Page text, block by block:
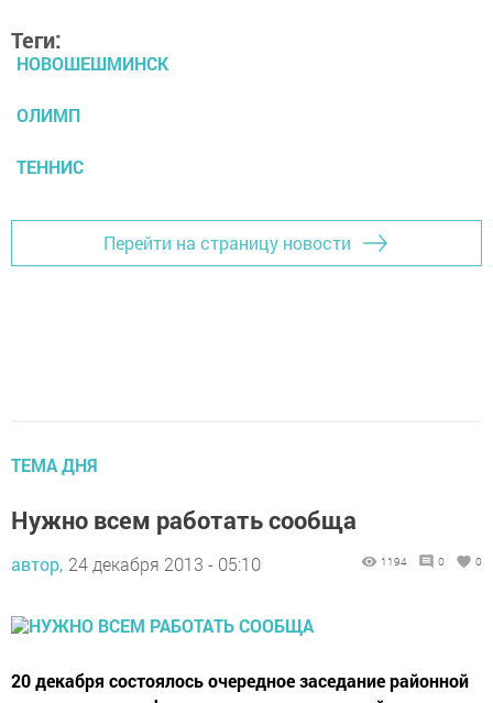
Теги:
НОВОШЕШМИНСК
ОЛИМП
ТЕННИС
Перейти на страницу новости
ТЕМА ДНЯ
Нужно всем работать сообща
автор, 24 декабря 2013 - 05:10 1194 0 0
20 декабря состоялось очередное заседание районной